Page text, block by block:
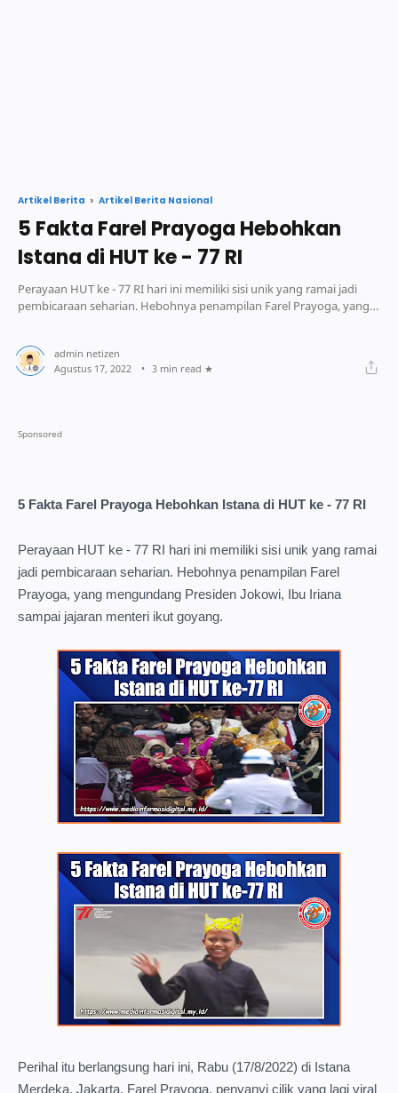
Artikel Berita Artikel Berita Nasional
5 Fakta Farel Prayoga Hebohkan
Istana di HUT ke - 77 RI
Perayaan HUT ke - 77 RI hari ini memiliki sisi unik yang ramai jadi
pembicaraan seharian. Hebohnya penampilan Farel Prayoga, yang
3 min read
5 Fakta Farel Prayoga Hebohkan Istana di HUT ke - 77 RI
Perayaan HUT ke - 77 RI hari ini memiliki sisi unik yang ramai
jadi pembicaraan seharian. Hebohnya penampilan Farel
Prayoga, yang mengundang Presiden Jokowi, Ibu Iriana
sampai jajaran menteri ikut goyang.
Perihal itu berlangsung hari ini, Rabu (17/8/2022) di Istana
Merdeka, Jakarta. Farel Prayoga, penyanyi cilik yang lagi viral